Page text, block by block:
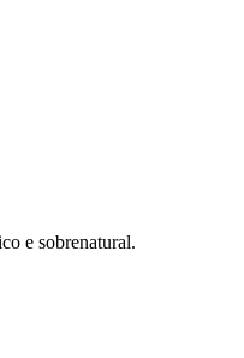
e sobrenatural.